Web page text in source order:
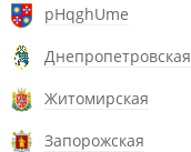
pHqghUme
Днепропетровская
Житомирская
Запорожская